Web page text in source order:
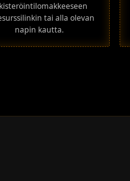
tai alla olevan
napin kautta.